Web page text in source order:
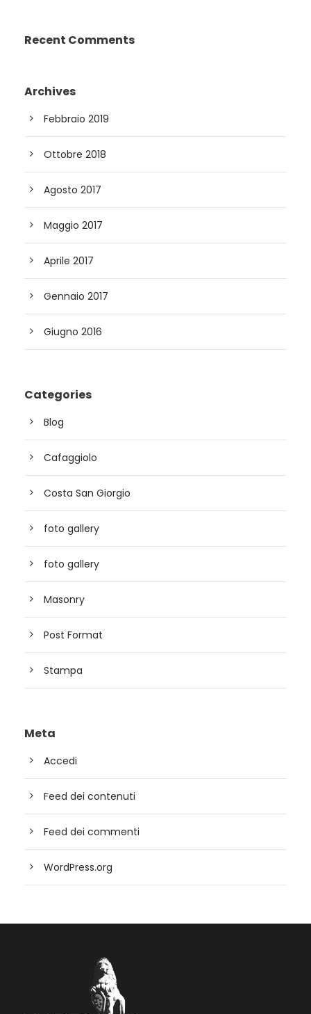
Recent Comments
Archives
Febbraio 2019
Ottobre 2018
Agosto 2017
Maggio 2017
Aprile 2017
Gennaio 2017
Giugno 2016
Categories
Blog
Cafaggiolo
Costa San Giorgio
foto gallery
foto gallery
Masonry
Post Format
Stampa
Meta
Accedi
Feed dei contenuti
Feed dei commenti
WordPress.org